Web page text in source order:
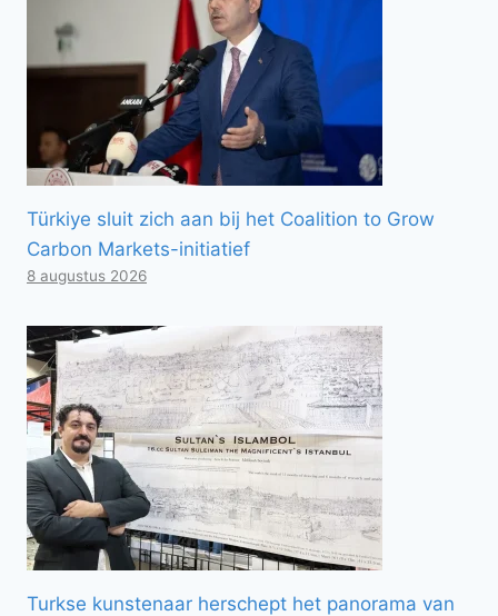
Türkiye sluit zich aan bij het Coalition to Grow
Carbon Markets-initiatief
8 augustus 2026
Turkse kunstenaar herschept het panorama van